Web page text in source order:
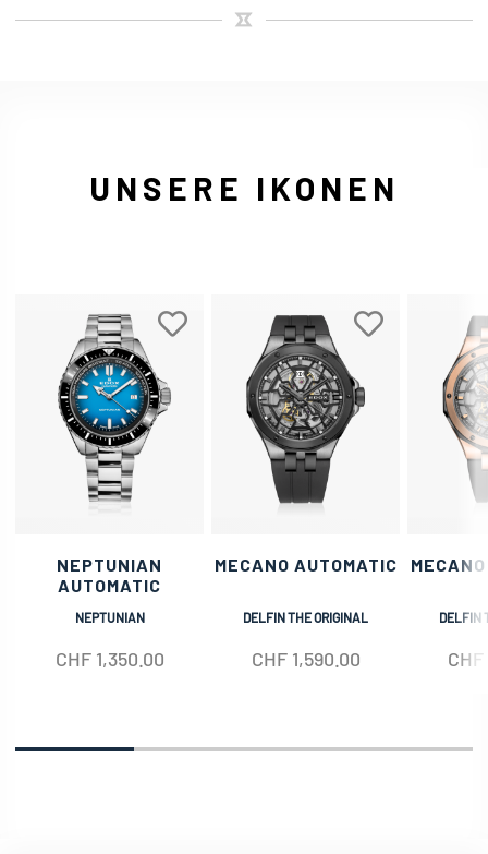
UNSERE IKONEN
NEPTUNIAN
AUTOMATIC
NEPTUNIAN
CHF1,350.00
MECANO AUTOMATIC
DELFIN THE ORIGINAL
CHF1,590.00
DELFIN
CHF